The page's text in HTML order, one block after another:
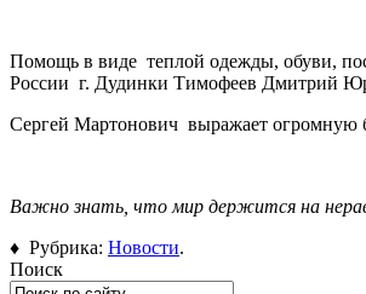
Помощь в виде теплой одежды, обуви,
России г. Дудинки Тимофеев Дмитрий
Сергей Мартонович выражает огромную
Важно знать, что мир держится на
♦ Рубрика: Новости.
Поиск